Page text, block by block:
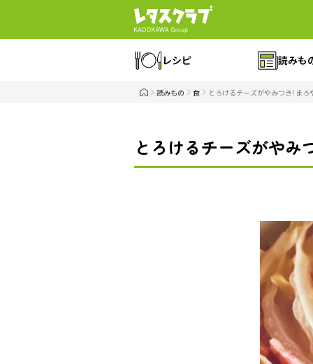
レシピ 読みも
読みもの 食 とろけるチーズがやみつき! ま
とろけるチーズがやみ